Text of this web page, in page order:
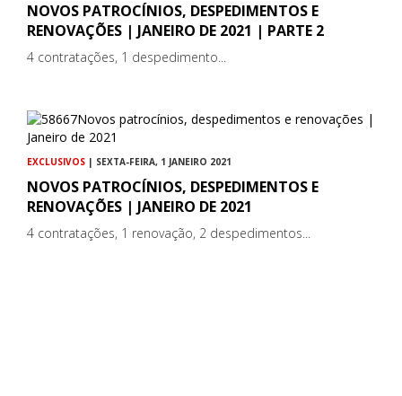
NOVOS PATROCÍNIOS, DESPEDIMENTOS E
RENOVAÇÕES | JANEIRO DE 2021 | PARTE 2
4 contratações, 1 despedimento...
EXCLUSIVOS | SEXTA-FEIRA, 1 JANEIRO 2021
NOVOS PATROCÍNIOS, DESPEDIMENTOS E
RENOVAÇÕES | JANEIRO DE 2021
4 contratações, 1 renovação, 2 despedimentos...